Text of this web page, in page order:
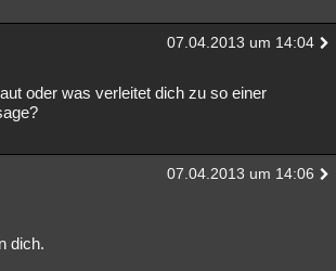
07.04.2013 um 14:04
oder was verleitet dich zu so einer
07.04.2013 um 14:06
dich.